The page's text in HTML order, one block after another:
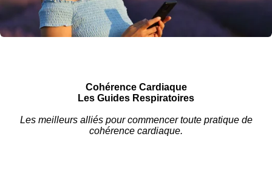
Cohérence Cardiaque
Les Guides Respiratoires
Les meilleurs alliés pour commencer toute pratique de
cohérence cardiaque.